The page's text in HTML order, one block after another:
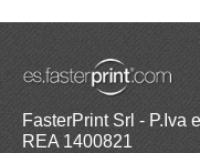
FasterPrint Srl - P.Iva
REA 1400821